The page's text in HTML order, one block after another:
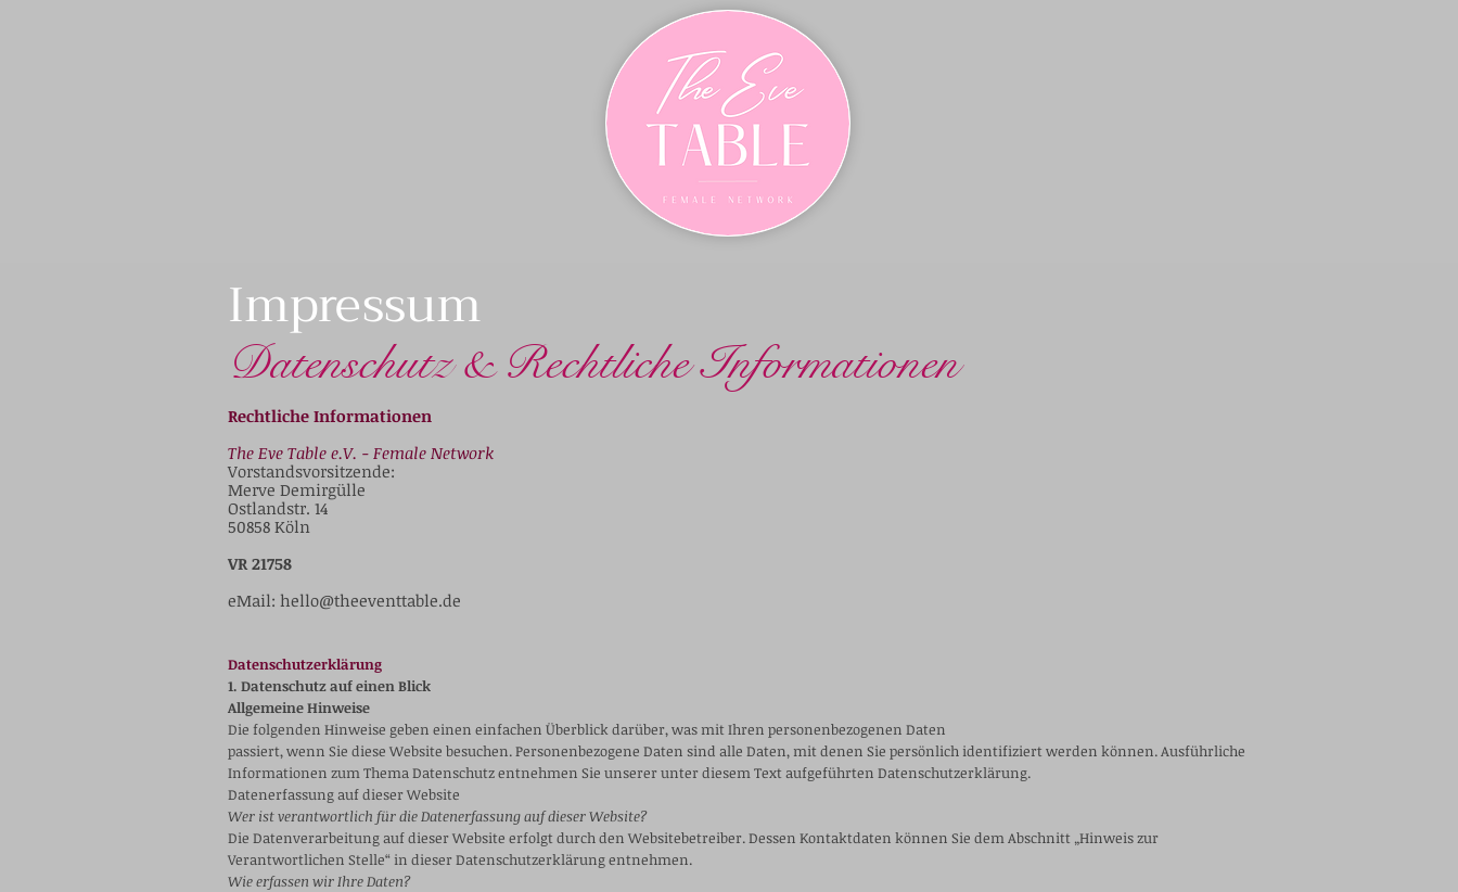
Impressum
Datenschutz & Rechtliche Informationen
Rechtliche Informationen
The Eve Table e.V. - Female Network
Vorstandsvorsitzende:
Merve Demirgülle​
Ostlandstr. 14
50858 Köln
VR 21758
eMail: hello@theeventtable.de
Datenschutzerklärung
1. Datenschutz auf einen Blick
Allgemeine Hinweise
Die folgenden Hinweise geben einen einfachen Überblick darüber, was mit Ihren personenbezogenen Daten
passiert, wenn Sie diese Website besuchen. Personenbezogene Daten sind alle Daten, mit denen Sie persönlich identifiziert werden können. Ausführliche
Informationen zum Thema Datenschutz entnehmen Sie unserer unter diesem Text aufgeführten Datenschutzerklärung.
Datenerfassung auf dieser Website
Wer ist verantwortlich für die Datenerfassung auf dieser Website?
Die Datenverarbeitung auf dieser Website erfolgt durch den Websitebetreiber. Dessen Kontaktdaten können Sie dem Abschnitt „Hinweis zur
Verantwortlichen Stelle“ in dieser Datenschutzerklärung entnehmen.
Wie erfassen wir Ihre Daten?